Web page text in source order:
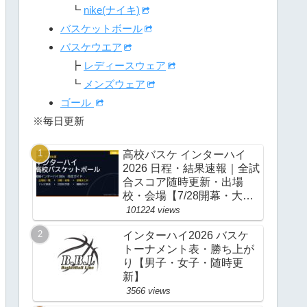
┗ nike(ナイキ)
バスケットボール
バスケウエア
┣ レディースウェア
┗ メンズウェア
ゴール
※毎日更新
高校バスケ インターハイ
2026 日程・結果速報｜全試
合スコア随時更新・出場
校・会場【7/28開幕・大
阪】
101224 views
インターハイ2026 バスケ
トーナメント表・勝ち上が
り【男子・女子・随時更
新】
3566 views